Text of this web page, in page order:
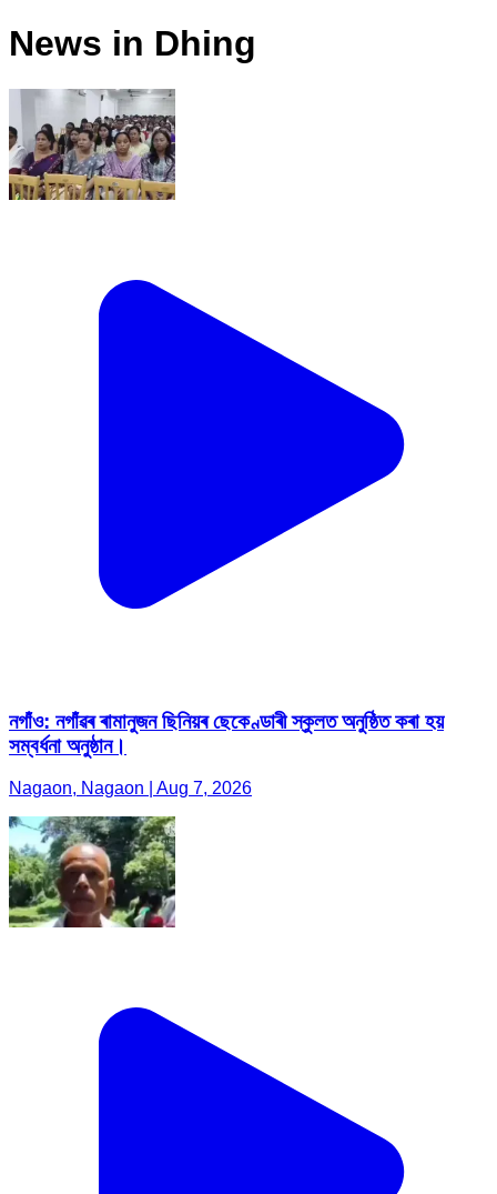
News in Dhing
নগাঁও: নগাঁৱৰ ৰামানুজন ছিনিয়ৰ ছেকেণ্ডাৰী স্কুলত অনুষ্ঠিত কৰা হয়
সম্বৰ্ধনা অনুষ্ঠান।
Nagaon, Nagaon | Aug 7, 2026